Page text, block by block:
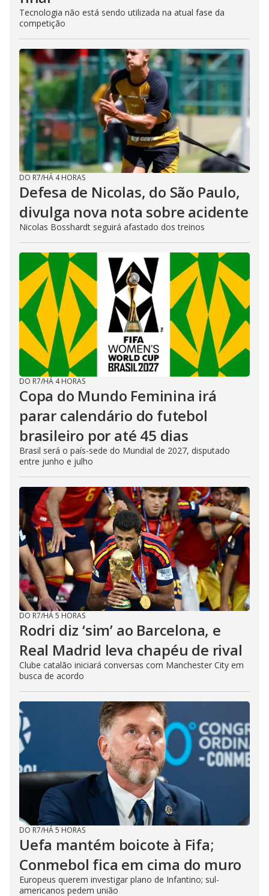
Tecnologia não está sendo utilizada na atual fase da
competição
DO R7/HÁ 4 HORAS
Defesa de Nicolas, do São Paulo,
divulga nova nota sobre acidente
Nicolas Bosshardt seguirá afastado dos treinos
DO R7/HÁ 4 HORAS
Copa do Mundo Feminina irá
parar calendário do futebol
brasileiro por até 45 dias
Brasil será o país-sede do Mundial de 2027, disputado
entre junho e julho
DO R7/HÁ 5 HORAS
Rodri diz ‘sim’ ao Barcelona, e
Real Madrid leva chapéu de rival
Clube catalão iniciará conversas com Manchester City em
busca de acordo
DO R7/HÁ 5 HORAS
Uefa mantém boicote à Fifa;
Conmebol fica em cima do muro
Europeus querem investigar plano de Infantino; sul-
americanos pedem união